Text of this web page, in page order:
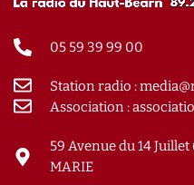
05 59 39 99 00
Station radio :
Association :
59 Avenue du 14
MARIE